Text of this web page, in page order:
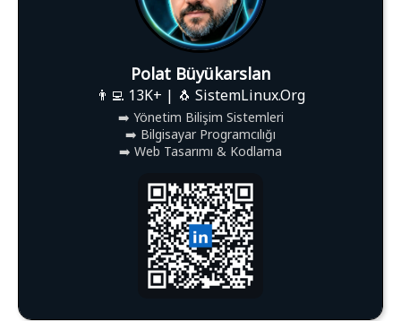
Polat Büyükarslan
👨‍💻 13K+ | 🐧 SistemLinux.Org
➡️ Yönetim Bilişim Sistemleri
➡️ Bilgisayar Programcılığı
➡️ Web Tasarımı & Kodlama